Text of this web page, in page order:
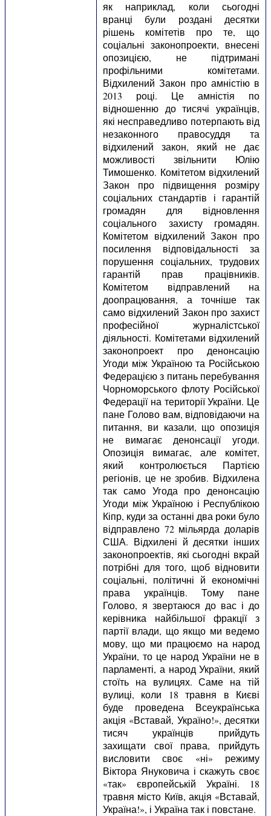
як наприклад, коли сьогодні
вранці були роздані десятки
рішень комітетів про те, що
соціальні законопроекти, внесені
опозицією, не підтримані
профільними комітетами.
Відхилений Закон про амністію в
2013 році. Це амністія по
відношенню до тисячі українців,
які несправедливо потерпають від
незаконного правосуддя та
відхилений закон, який не дає
можливості звільнити Юлію
Тимошенко. Комітетом відхилений
Закон про підвищення розміру
соціальних стандартів і гарантій
громадян для відновлення
соціального захисту громадян.
Комітетом відхилений Закон про
посилення відповідальності за
порушення соціальних, трудових
гарантій прав працівників.
Комітетом відправлений на
доопрацювання, а точніше так
само відхилений Закон про захист
професійної журналістської
діяльності. Комітетами відхилений
законопроект про денонсацію
Угоди між Україною та Російською
Федерацією з питань перебування
Чорноморського флоту Російської
Федерації на території України. Це
пане Голово вам, відповідаючи на
питання, ви казали, що опозиція
не вимагає денонсації угоди.
Опозиція вимагає, але комітет,
який контролюється Партією
регіонів, це не зробив. Відхилена
так само Угода про денонсацію
Угоди між Україною і Республікою
Кіпр, куди за останні два роки було
відправлено 72 мільярда доларів
США. Відхилені й десятки інших
законопроектів, які сьогодні вкрай
потрібні для того, щоб відновити
соціальні, політичні й економічні
права українців. Тому пане
Голово, я звертаюся до вас і до
керівника найбільшої фракції з
партії влади, що якщо ми ведемо
мову, що ми працюємо на народ
України, то це народ України не в
парламенті, а народ України, який
стоїть на вулицях. Саме на тій
вулиці, коли 18 травня в Києві
буде проведена Всеукраїнська
акція «Вставай, Україно!», десятки
тисяч українців прийдуть
захищати свої права, прийдуть
висловити своє «ні» режиму
Віктора Януковича і скажуть своє
«так» європейській Україні. 18
травня місто Київ, акція «Вставай,
Україна!», і Україна так і повстане.